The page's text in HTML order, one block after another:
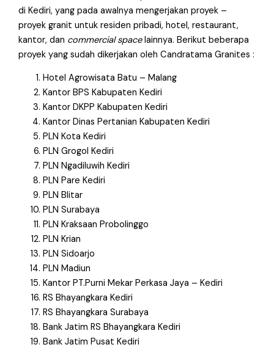
di Kediri, yang pada awalnya mengerjakan proyek –
proyek granit untuk residen pribadi, hotel, restaurant,
kantor, dan commercial spacelainnya. Berikut beberapa
proyek yang sudah dikerjakan oleh Candratama Granites :
Hotel Agrowisata Batu – Malang
Kantor BPS Kabupaten Kediri
Kantor DKPP Kabupaten Kediri
Kantor Dinas Pertanian Kabupaten Kediri
PLN Kota Kediri
PLN Grogol Kediri
PLN Ngadiluwih Kediri
PLN Pare Kediri
PLN Blitar
PLN Surabaya
PLN Kraksaan Probolinggo
PLN Krian
PLN Sidoarjo
PLN Madiun
Kantor PT.Purni Mekar Perkasa Jaya – Kediri
RS Bhayangkara Kediri
RS Bhayangkara Surabaya
Bank Jatim RS Bhayangkara Kediri
Bank Jatim Pusat Kediri